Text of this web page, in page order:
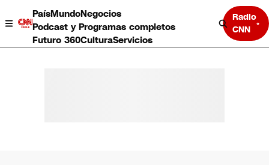
PaísMundoNegocios
Podcast y Programas completos
Futuro 360CulturaServicios
Radio
CNN